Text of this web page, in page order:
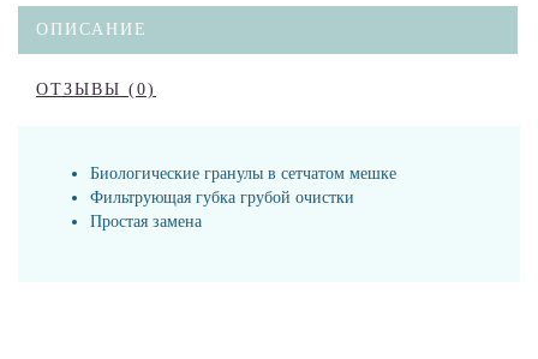
ОПИСАНИЕ
ОТЗЫВЫ (0)
Биологические гранулы в сетчатом мешке
Фильтрующая губка грубой очистки
Простая замена